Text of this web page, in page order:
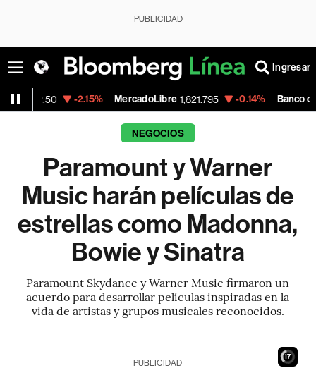
PUBLICIDAD
Ingresar
-2.15% MercadoLibre 1,821.795 -0.14% Banco de Bogota
NEGOCIOS
Paramount y Warner
Music harán películas de
estrellas como Madonna,
Bowie y Sinatra
Paramount Skydance y Warner Music firmaron un
acuerdo para desarrollar películas inspiradas en la
vida de artistas y grupos musicales reconocidos.
16
PUBLICIDAD